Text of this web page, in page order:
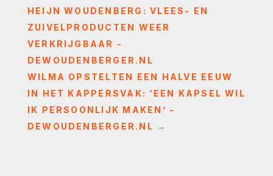
HEIJN WOUDENBERG: VLEES- EN
ZUIVELPRODUCTEN WEER
VERKRIJGBAAR -
DEWOUDENBERGER.NL
WILMA OPSTELTEN EEN HALVE EEUW
IN HET KAPPERSVAK: ‘EEN KAPSEL WIL
IK PERSOONLIJK MAKEN’ -
DEWOUDENBERGER.NL →